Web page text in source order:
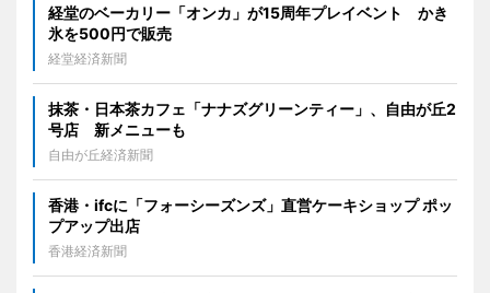
経堂のベーカリー「オンカ」が15周年プレイベント かき
氷を500円で販売
経堂経済新聞
抹茶・日本茶カフェ「ナナズグリーンティー」、自由が丘2
号店 新メニューも
自由が丘経済新聞
香港・ifcに「フォーシーズンズ」直営ケーキショップ ポッ
プアップ出店
香港経済新聞